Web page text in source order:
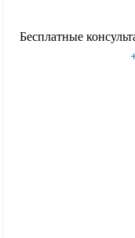
Бесплатные